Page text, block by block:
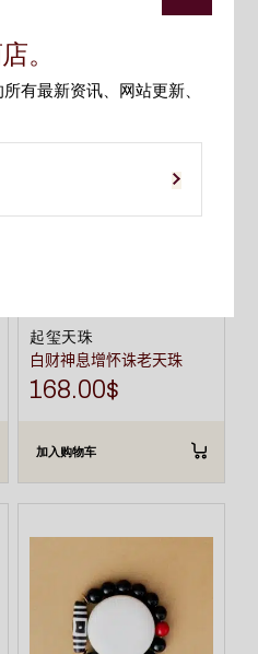
起玺天珠
白财神息增怀诛老天珠
168.00$
加入购物车
。
有最新资讯、网站更新、